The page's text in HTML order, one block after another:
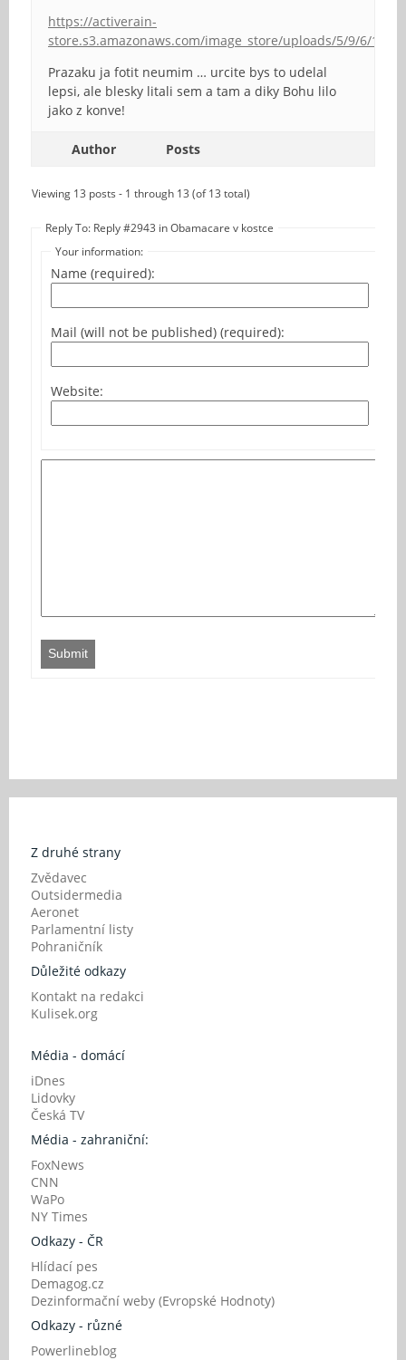
https://activerain-
store.s3.amazonaws.com/image_store/uploads/5/9/6/1/7/
Prazaku ja fotit neumim … urcite bys to udelal
lepsi, ale blesky litali sem a tam a diky Bohu lilo
jako z konve!
Author Posts
Viewing 13 posts - 1 through 13 (of 13 total)
Reply To: Reply #2943 in Obamacare v kostce
Your information:
Name (required):
Mail (will not be published) (required):
Website:
Submit
Z druhé strany
Zvědavec
Outsidermedia
Aeronet
Parlamentní listy
Pohraničník
Důležité odkazy
Kontakt na redakci
Kulisek.org
Média - domácí
iDnes
Lidovky
Česká TV
Média - zahraniční:
FoxNews
CNN
WaPo
NY Times
Odkazy - ČR
Hlídací pes
Demagog.cz
Dezinformační weby (Evropské Hodnoty)
Odkazy - různé
Powerlineblog